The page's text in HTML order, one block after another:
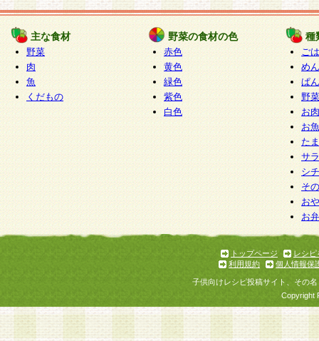
主な食材
野菜
肉
魚
くだもの
野菜の食材の色
赤色
黄色
緑色
紫色
白色
種
ご
めん
ぱん
野
お
お
た
サ
シ
そ
お
お
トップページ
レシピ
利用規約
個人情報保
子供向けレシピ投稿サイト、その
Copyright